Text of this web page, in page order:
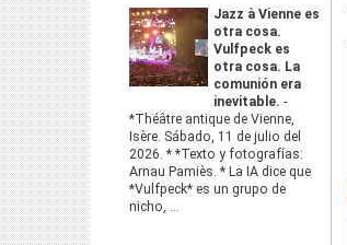
Jazz à Vienne es
otra cosa.
Vulfpeck es
otra cosa. La
comunión era
inevitable. -
*Théâtre antique de Vienne,
Isère. Sábado, 11 de julio del
2026. * *Texto y fotografías:
Arnau Pamiès. * La IA dice que
*Vulfpeck* es un grupo de
nicho, ...